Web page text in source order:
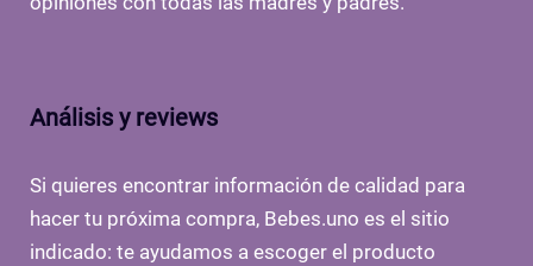
Análisis y reviews
Si quieres encontrar información de calidad para
hacer tu próxima compra, Bebes.uno es el sitio
indicado: te ayudamos a escoger el producto